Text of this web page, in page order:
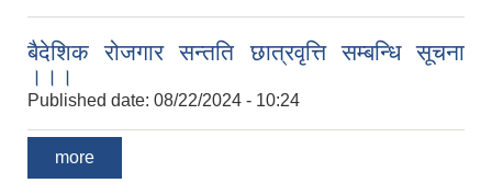
बैदेशिक रोजगार सन्तति छात्रवृत्ति सम्बन्धि सूचना
।।।
Published date: 08/22/2024 - 10:24
more